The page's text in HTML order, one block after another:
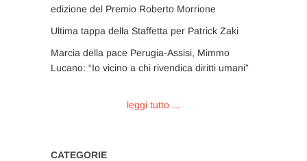
edizione del Premio Roberto Morrione
Ultima tappa della Staffetta per Patrick Zaki
Marcia della pace Perugia-Assisi, Mimmo
Lucano: “Io vicino a chi rivendica diritti umani”
leggi tutto ...
CATEGORIE